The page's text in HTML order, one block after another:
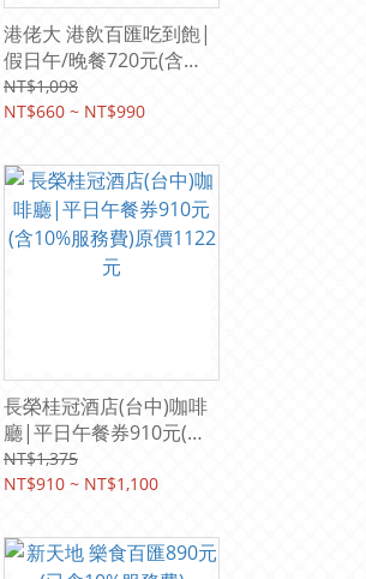
港佬大 港飲百匯吃到飽|
假日午/晚餐720元(含
10%服務費)
NT$1,098
NT$660 ~ NT$990
長榮桂冠酒店(台中)咖啡
廳|平日午餐券910元(含
10%服務費)原價1122元
NT$1,375
NT$910 ~ NT$1,100